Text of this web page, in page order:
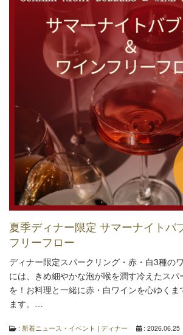
夏季ディナー限定 サマーナイトバ
フリーフロー
ディナー限定スパークリング・赤・白3種の
には、きめ細やかな泡が喉を潤す冷えたスパ
を！お料理と一緒に赤・白ワインを心ゆくま
ます。…
: 新着ニュース・イベント | ディナー : 2026.06.25